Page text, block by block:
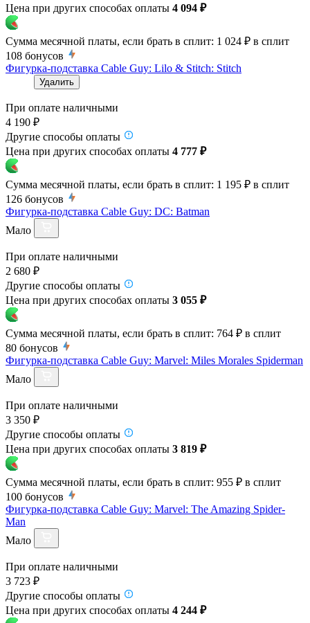
Цена при других способах оплаты 4 094 ₽
Сумма месячной платы, если брать в сплит: 1 024 ₽ в сплит
108 бонусов
Фигурка-подставка Cable Guy: Lilo & Stitch: Stitch
Удалить
При оплате наличными
4 190 ₽
Другие способы оплаты
Цена при других способах оплаты 4 777 ₽
Сумма месячной платы, если брать в сплит: 1 195 ₽ в сплит
126 бонусов
Фигурка-подставка Cable Guy: DC: Batman
Мало
При оплате наличными
2 680 ₽
Другие способы оплаты
Цена при других способах оплаты 3 055 ₽
Сумма месячной платы, если брать в сплит: 764 ₽ в сплит
80 бонусов
Фигурка-подставка Cable Guy: Marvel: Miles Morales Spiderman
Мало
При оплате наличными
3 350 ₽
Другие способы оплаты
Цена при других способах оплаты 3 819 ₽
Сумма месячной платы, если брать в сплит: 955 ₽ в сплит
100 бонусов
Фигурка-подставка Cable Guy: Marvel: The Amazing Spider-
Man
Мало
При оплате наличными
3 723 ₽
Другие способы оплаты
Цена при других способах оплаты 4 244 ₽